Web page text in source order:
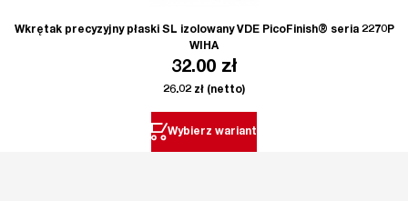
Wkrętak precyzyjny płaski SL izolowany VDE PicoFinish® seria 2270P
WIHA
32.00 zł
26.02 zł (netto)
Wybierz wariant